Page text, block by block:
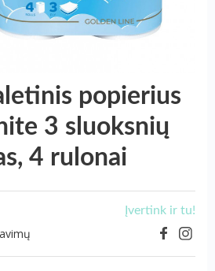
popierius
3 sluoksnių
4 rulonai
Įvertink ir tu!